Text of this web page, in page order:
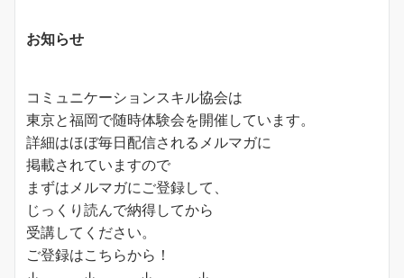
お知らせ
コミュニケーションスキル協会は
東京と福岡で随時体験会を開催しています。
詳細はほぼ毎日配信されるメルマガに
掲載されていますので
まずはメルマガにご登録して、
じっくり読んで納得してから
受講してください。
ご登録はこちらから！